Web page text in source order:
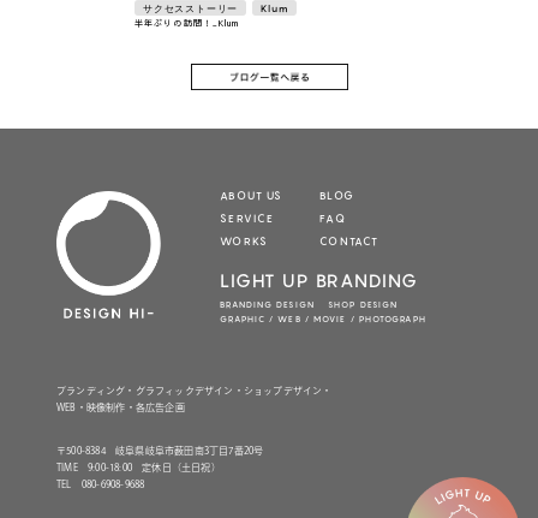
サクセスストーリー
Klum
半年ぶりの訪問！_Klum
ABOUT US
SERVICE
WORKS
BLOG
FAQ
CONTACT
LIGHT UP BRANDING
BRANDING DESIGN SHOP DESIGN
GRAPHIC / WEB / MOVIE / PHOTOGRAPH
ブランディング・グラフィックデザイン・ショップデザイン・
WEB・映像制作・各広告企画
〒500-8384 岐阜県岐阜市薮田南3丁目7番20号
TIME 9:00-18:00 定休日（土日祝）
TEL 080-6908-9688